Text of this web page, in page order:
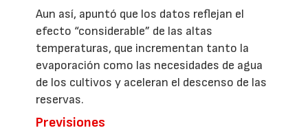
Aun así, apuntó que los datos reflejan el
efecto “considerable” de las altas
temperaturas, que incrementan tanto la
evaporación como las necesidades de agua
de los cultivos y aceleran el descenso de las
reservas.
Previsiones